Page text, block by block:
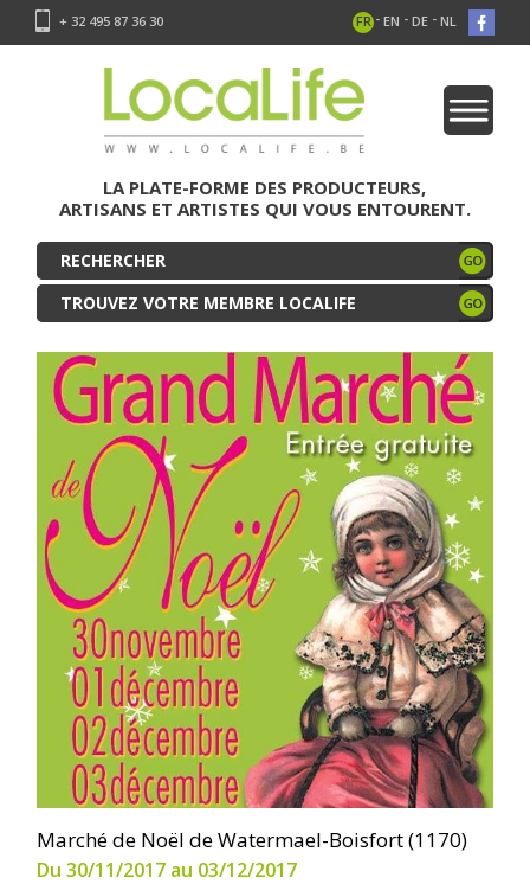
+ 32 495 87 36 30 FR - EN - DE - NL
LA PLATE-FORME DES PRODUCTEURS,
ARTISANS ET ARTISTES QUI VOUS ENTOURENT.
TROUVEZ VOTRE MEMBRE LOCALIFE
Marché de Noël de Watermael-Boisfort (1170)
Du 30/11/2017 au 03/12/2017